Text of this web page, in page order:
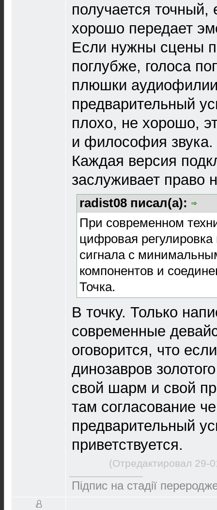
получается точный,
хорошо передает
Если нужны сцены
поглубже, голоса
плюшки
предварительный
плохо, не хорошо,
и философия звука.
Каждая версия
заслуживает право
radist08 писал(а):
При современном
цифровая регулировка
сигнала с
компонентов и
Точка.
В точку. Только
современные
оговорится, что
динозавров
свой шарм и свой
там согласование
предварительный
приветствуется.
(Отредактировал 29-
Підпис на стадії